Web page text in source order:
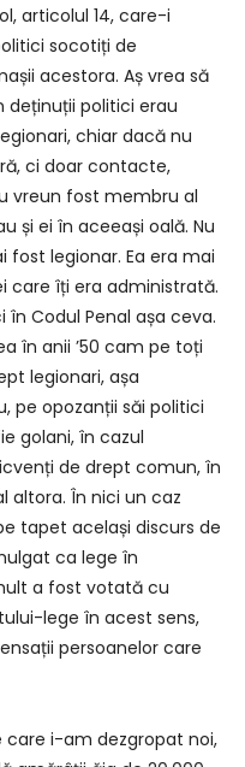
articolul 14, care-i
socotiți de
acestora. Aș vrea să
deținuții politici erau
chiar dacă nu
ci doar contacte,
vreun fost membru al
și ei în aceeași oală. Nu
fost legionar. Ea era mai
care îți era administrată.
Codul Penal așa ceva.
în anii ʼ50 cam pe toți
legionari, așa
pe opozanții săi politici
golani, în cazul
de drept comun, în
altora. În nici un caz
tapet același discurs de
ca lege în
a fost votată cu
lege în acest sens,
persoanelor care
care i-am dezgropat noi,